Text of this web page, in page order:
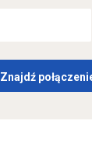
Znajdź